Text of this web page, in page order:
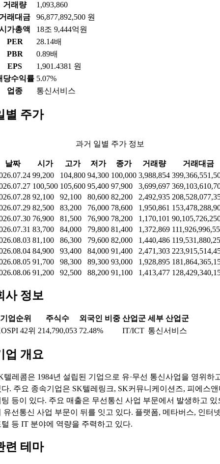
거래량
1,093,860
래대금
96,877,892,500 원
가총액
18조 9,444억원
PER
28.14배
PBR
0.89배
EPS
1,901.4381 원
당수익률 5.07%
업종
통신서비스
별 주가
과거 일별 주가 정보
날짜 시가 고가 저가 종가 거래량
거래대금
99,200 104,800 94,300 100,000 3,988,854
100,500 105,600 95,400 97,900 3,699,697
92,100 92,100 80,600 82,200 2,492,935
82,500 83,200 76,000 78,600 1,950,861
76,900 81,500 76,900 78,200 1,170,101
83,700 84,000 79,800 81,400 1,372,869
81,100 86,300 79,600 82,000 1,440,486
84,900 93,400 84,000 91,400 2,471,303
91,700 98,300 89,300 93,000 1,928,895
91,200 92,500 88,200 91,100 1,413,477
사 정보
기업순위 주식수 외국인 비중 산업군 세부 산업군
42위 214,790,053 72.48% IT/ICT 통신서비스
업 개요
텔레콤은 1984년 설립된 기업으로 유·무선 통신사업을 영위하
다. 주요 종속기업은 SK텔레링크, SK커뮤니케이션즈, 피에스앤
팅 등이 있다. 주요 매출은 무선통신 사업 부문에서 발생하고 있
유선통신 사업 부문이 뒤를 잇고 있다. 플랫폼, 메타버스, 인터
털 등 IT 분야에 역량을 주력하고 있다.
련 테마